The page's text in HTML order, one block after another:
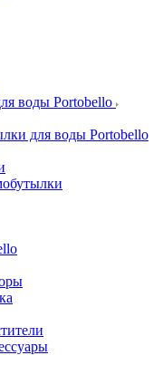
воды Portobello
для воды Portobello